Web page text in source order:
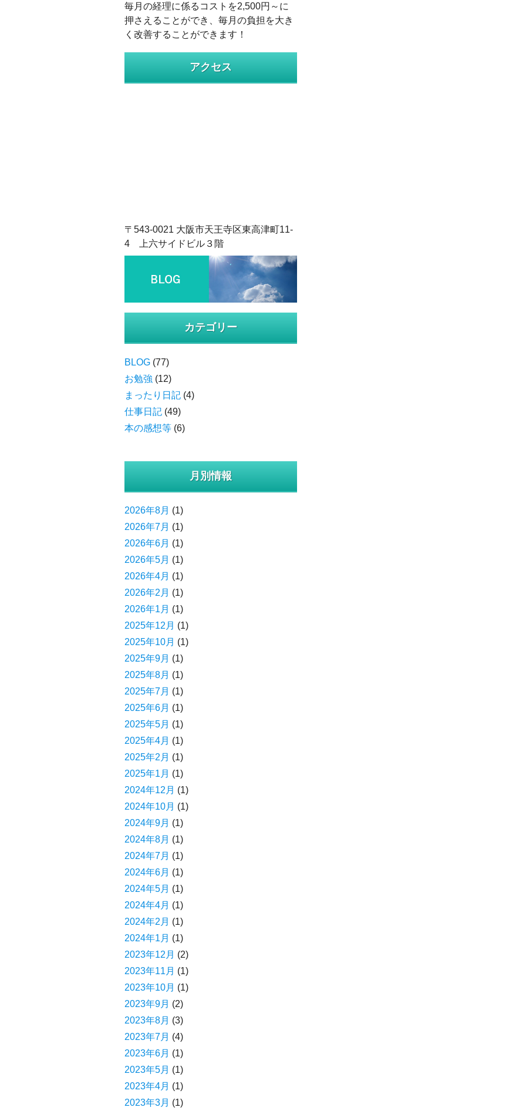
毎月の経理に係るコストを2,500円～に
押さえることができ、毎月の負担を大き
く改善することができます！
アクセス
〒543-0021 大阪市天王寺区東高津町11-
4 上六サイドビル３階
カテゴリー
BLOG (77)
お勉強 (12)
まったり日記 (4)
仕事日記 (49)
本の感想等 (6)
月別情報
2026年8月 (1)
2026年7月 (1)
2026年6月 (1)
2026年5月 (1)
2026年4月 (1)
2026年2月 (1)
2026年1月 (1)
2025年12月 (1)
2025年10月 (1)
2025年9月 (1)
2025年8月 (1)
2025年7月 (1)
2025年6月 (1)
2025年5月 (1)
2025年4月 (1)
2025年2月 (1)
2025年1月 (1)
2024年12月 (1)
2024年10月 (1)
2024年9月 (1)
2024年8月 (1)
2024年7月 (1)
2024年6月 (1)
2024年5月 (1)
2024年4月 (1)
2024年2月 (1)
2024年1月 (1)
2023年12月 (2)
2023年11月 (1)
2023年10月 (1)
2023年9月 (2)
2023年8月 (3)
2023年7月 (4)
2023年6月 (1)
2023年5月 (1)
2023年4月 (1)
2023年3月 (1)